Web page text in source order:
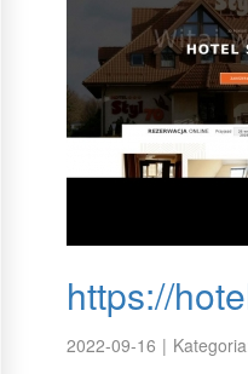
https://
2022-09-16 |